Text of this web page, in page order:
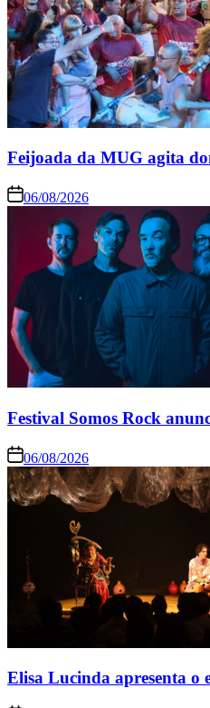
Feijoada da MUG agita
06/08/2026
Festival Somos Rock
06/08/2026
Elisa Lucinda apresenta o